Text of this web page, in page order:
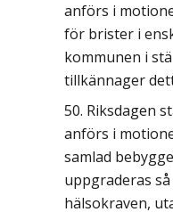
anförs i
för brister i
kommunen i
tillkännager
Riksdagen
anförs i
samlad
uppgraderas
hälsokraven,